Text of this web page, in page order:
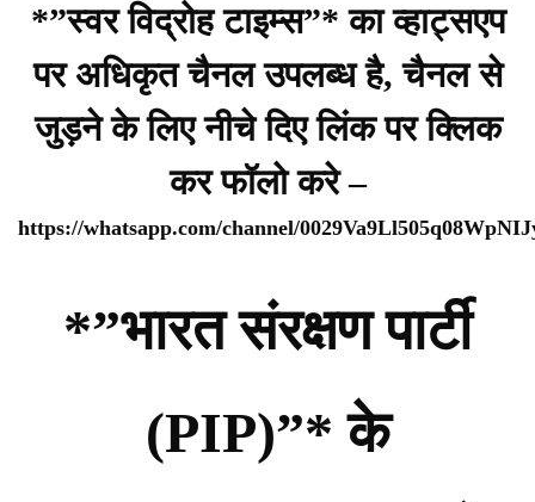
*”स्वर विद्रोह टाइम्स”* का व्हाट्सएप
पर अधिकृत चैनल उपलब्ध है, चैनल से
जुड़ने के लिए नीचे दिए लिंक पर क्लिक
कर फॉलो करे –
https://whatsapp.com/channel/
*”भारत संरक्षण पार्टी
(PIP)”* के